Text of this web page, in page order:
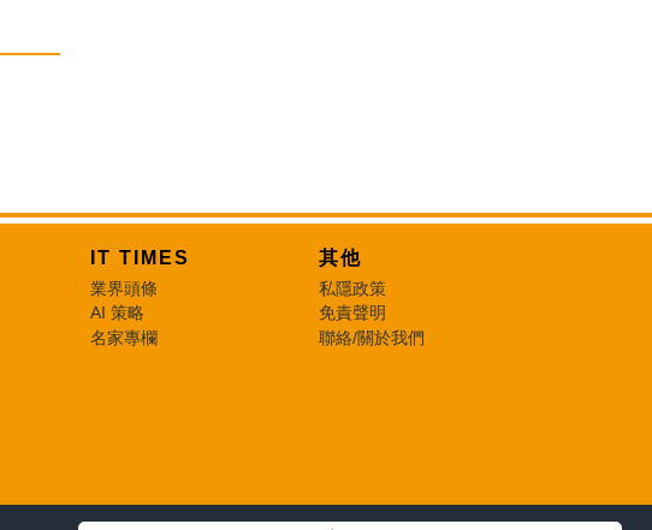
IT TIMES
業界頭條
AI 策略
名家專欄
其他
私隱政策
免責聲明
聯絡/關於我們